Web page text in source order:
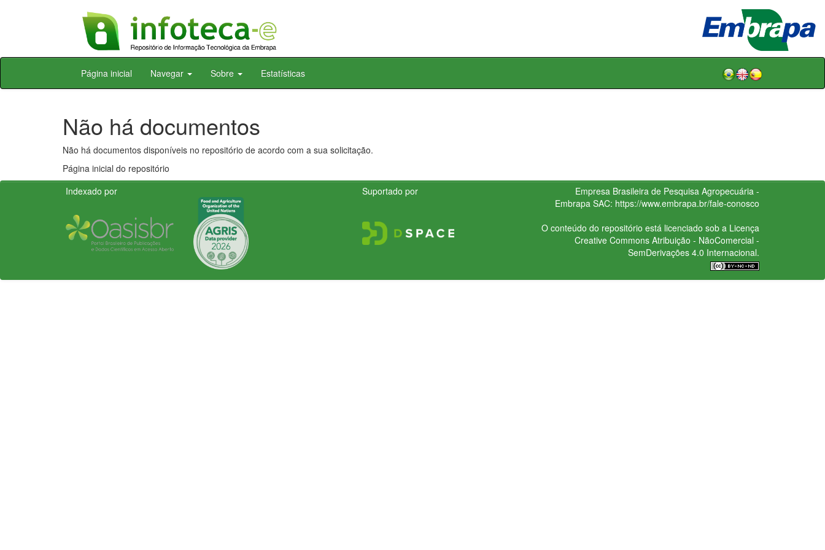
Skip
Página inicial Navegar Sobre Estatísticas
Não há documentos
Não há documentos disponíveis no repositório de acordo com a sua solicitação.
Página inicial do repositório
Indexado por
Suportado por
Empresa Brasileira de Pesquisa Agropecuária -
Embrapa SAC: https://www.embrapa.br/fale-conosco
O conteúdo do repositório está licenciado sob a Licença
Creative CommonsAtribuição - NãoComercial -
SemDerivações 4.0 Internacional.